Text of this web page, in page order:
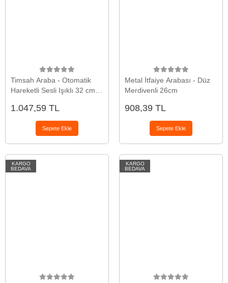
Timsah Araba - Otomatik
Hareketli Sesli Işıklı 32 cm -
1.047,59 TL
Sepete Ekle
Metal İtfaiye Arabası - Düz
Merdivenli 26cm
908,39 TL
Sepete Ekle
KARGO
BEDAVA
KARGO
BEDAVA